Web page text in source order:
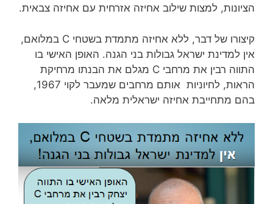
הציונות, למצות שילוב אחיזה אזרחית עם אחיזה צבאית.
קיצורו של דבר, ללא אחיזה מתמדת בשטחי C במלואם,
אין למדינת ישראל גבולות בני הגנה. האופן האישי בו
התווה רבין את מרחבי C מגלם את הבנתו מרחיקת
הראות, לחיוניות אותם מרחבים שמעבר לקוי 1967,
בהם מתחייבת אחיזה ישראלית מלאה.